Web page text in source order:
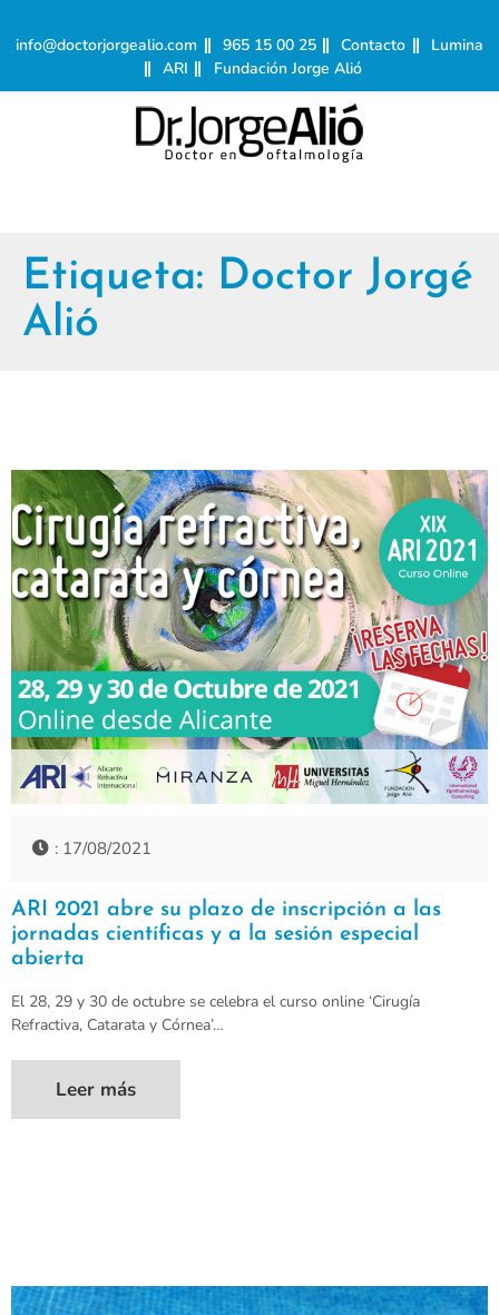
info@doctorjorgealio.com 965 15 00 25 Contacto
Lumina
ARI
Fundación Jorge Alió
Etiqueta: Doctor Jorgé
Alió
: 17/08/2021
ARI 2021 abre su plazo de inscripción a las
jornadas científicas y a la sesión especial
abierta
El 28, 29 y 30 de octubre se celebra el curso online ‘Cirugía
Refractiva, Catarata y Córnea’…
Leer más